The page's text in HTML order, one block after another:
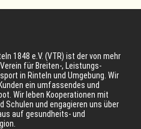
1848 e.V. (VTR) ist der von mehr
für Breiten-, Leistungs-
in Rinteln und Umgebung. Wir
ein umfassendes und
Wir leben Kooperationen mit
Schulen und engagieren uns über
auf gesundheits- und